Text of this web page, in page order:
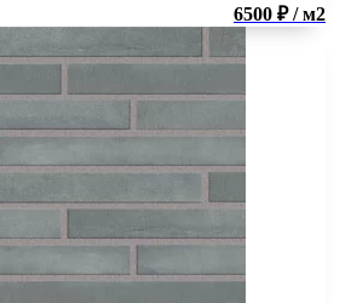
6500 ₽ / м2